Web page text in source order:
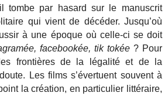
tombe par hasard sur le manuscrit
qui vient de décéder. Jusqu’où
à une époque où celle-ci se doit
facebookée, tik tokée? Pour
frontières de la légalité et de la
Les films s’évertuent souvent à
la création, en particulier littéraire,